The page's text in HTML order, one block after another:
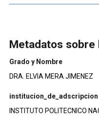
Metadatos sobre
Grado y Nombre
DRA. ELVIA MERA JIMENEZ
institucion_de_adscripcion
INSTITUTO POLITECNICO